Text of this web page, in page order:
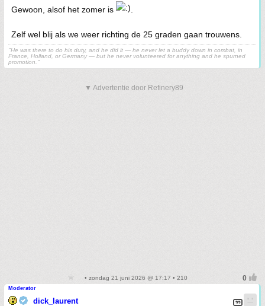
Gewoon, alsof het zomer is
Zelf wel blij als we weer richting de 25 graden gaan trouwens.
"He was there to do his duty, and he did it — he never let a buddy down in combat, in
France, Holland, or Germany — but he never volunteered for anything and he spurned
promotion."
▼ Advertentie door Refinery89
• zondag 21 juni 2026 @ 17:17 • 210
Moderator
dick_laurent